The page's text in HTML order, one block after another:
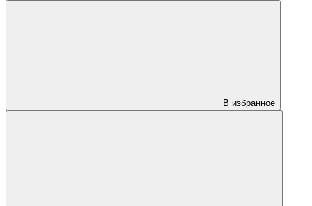
В избранное